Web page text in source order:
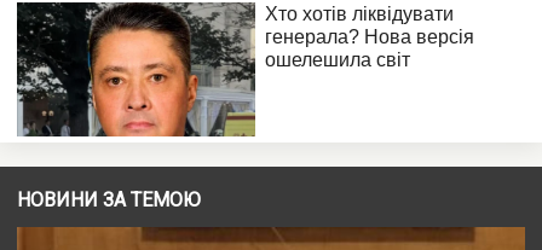
НОВИНИ ЗА ТЕМОЮ